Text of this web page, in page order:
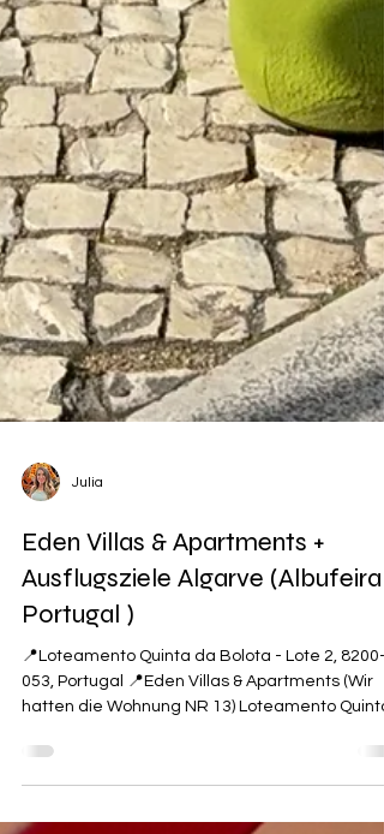
Julia
Eden Villas & Apartments +
Ausflugsziele Algarve (Albufeira
Portugal )
📍Loteamento Quinta da Bolota - Lote 2, 8200-
da...